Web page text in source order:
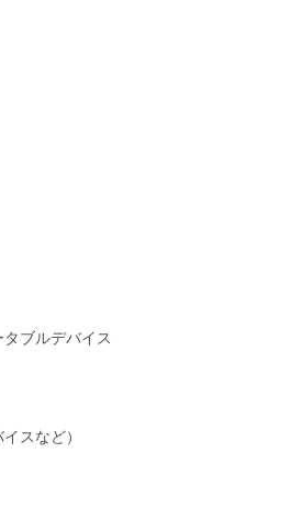
ブルデバイス
スなど）